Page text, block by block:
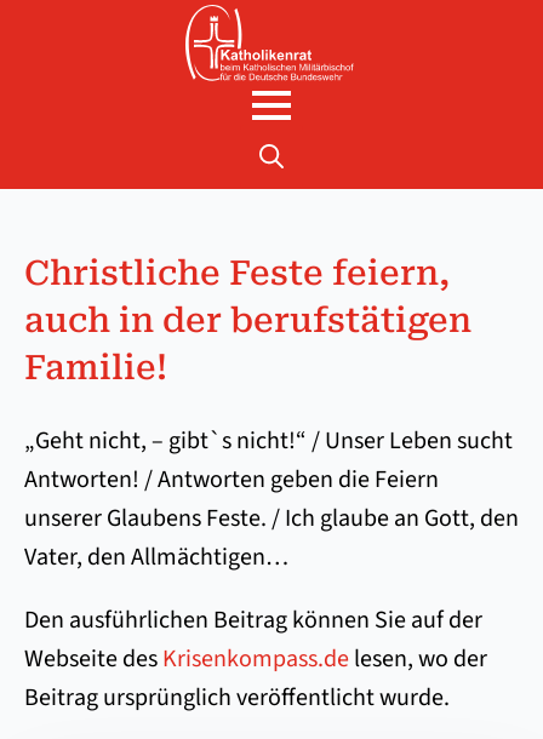
Christliche Feste feiern,
auch in der berufstätigen
Familie!
„Geht nicht, – gibt`s nicht!“ / Unser Leben sucht
Antworten! / Antworten geben die Feiern
unserer Glaubens Feste. / Ich glaube an Gott, den
Vater, den Allmächtigen…
Den ausführlichen Beitrag können Sie auf der
Webseite desKrisenkompass.delesen, wo der
Beitrag ursprünglich veröffentlicht wurde.